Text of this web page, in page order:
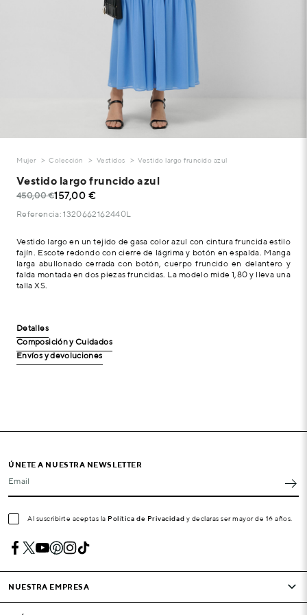
Mujer Colección Vestidos Vestido largo fruncido azul
Vestido largo fruncido azul
450,00 €157,00 €
Referencia: 1320662162440L
Vestido largo en un tejido de gasa color azul con cintura fruncida estilo
fajín. Escote redondo con cierre de lágrima y botón en espalda. Manga
larga abullonado cerrada con botón, cuerpo fruncido en delantero y
falda montada en dos piezas fruncidas. La modelo mide 1,80 y lleva una
talla XS.
Detalles
Composición y Cuidados
Envíos y devoluciones
ÚNETE A NUESTRA NEWSLETTER
Email
Al suscribirte aceptas la Política de Privacidad y declaras ser mayor de 16 años.
NUESTRA EMPRESA